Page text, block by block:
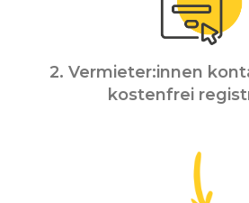
2. Vermieter:innen
kostenfrei